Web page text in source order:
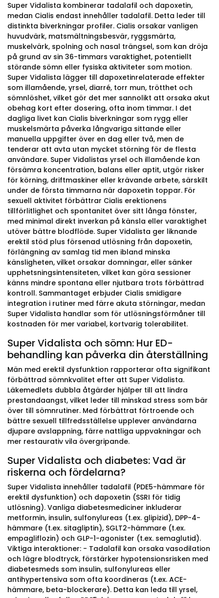
Super Vidalista kombinerar tadalafil och dapoxetin,
medan Cialis endast innehåller tadalafil. Detta leder till
distinkta biverkningar profiler. Cialis orsakar vanligen
huvudvärk, matsmältningsbesvär, ryggsmärta,
muskelvärk, spolning och nasal trängsel, som kan dröja
på grund av sin 36-timmars varaktighet, potentiellt
störande sömn eller fysiska aktiviteter som motion.
Super Vidalista lägger till dapoxetinrelaterade effekter
som illamående, yrsel, diarré, torr mun, trötthet och
sömnlöshet, vilket gör det mer sannolikt att orsaka akut
obehag kort efter dosering, ofta inom timmar. I det
dagliga livet kan Cialis biverkningar som rygg eller
muskelsmärta påverka långvariga sittande eller
manuella uppgifter över en dag eller två, men de
tenderar att avta utan mycket störning för de flesta
användare. Super Vidalistas yrsel och illamående kan
försämra koncentration, balans eller aptit, utgör risker
för körning, driftmaskiner eller krävande arbete, särskilt
under de första timmarna när dapoxetin toppar. För
sexuell aktivitet förbättrar Cialis erektionens
tillförlitlighet och spontanitet över sitt långa fönster,
med minimal direkt inverkan på känsla eller varaktighet
utöver bättre blodflöde. Super Vidalista ger liknande
erektil stöd plus försenad utlösning från dapoxetin,
förlängning av samlag tid men ibland minska
känsligheten, vilket orsakar domningar, eller sänker
upphetsningsintensiteten, vilket kan göra sessioner
känns mindre spontana eller njutbara trots förbättrad
kontroll. Sammantaget erbjuder Cialis smidigare
integration i rutiner med färre akuta störningar, medan
Super Vidalista handlar som för utlösningsförmåner till
kostnaden för mer variabel, kortvarig tolerabilitet.
Super Vidalista och sömn: Hur ED-
behandling kan påverka din återställning
Män med erektil dysfunktion rapporterar ofta signifikant
förbättrad sömnkvalitet efter att Super Vidalista.
Läkemedlets dubbla åtgärder hjälper till att lindra
prestandaangst, vilket leder till minskad stress som bär
över till sömnrutiner. Med förbättrat förtroende och
bättre sexuell tillfredsställelse upplever användarna
djupare avslappning, färre nattliga uppvakningar och
mer restaurativ vila övergripande.
Super Vidalista och diabetes: Vad är
riskerna och fördelarna?
Super Vidalista innehåller tadalafil (PDE5-hämmare för
erektil dysfunktion) och dapoxetin (SSRI för tidig
utlösning). Vanliga diabetesmediciner inkluderar
metformin, insulin, sulfonylureas (t.ex. glipizid), DPP-4-
hämmare (t.ex. sitagliptin), SGLT2-hämmare (t.ex.
empagliflozin) och GLP-1-agonister (t.ex. semaglutid).
Viktiga interaktioner: - Tadalafil kan orsaka vasodilation
och lägre blodtryck, förstärker hypotensionsrisken med
diabetesmeds som insulin, sulfonylureas eller
antihypertensiva som ofta koordineras (t.ex. ACE-
hämmare, beta-blockerare). Detta kan leda till yrsel,